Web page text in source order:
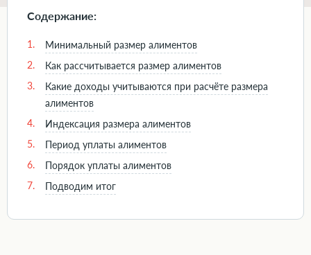
Содержание:
1.
Минимальный размер алиментов
2.
Как рассчитывается размер алиментов
3.
Какие доходы учитываются при расчёте размера
алиментов
4.
Индексация размера алиментов
5.
Период уплаты алиментов
6.
Порядок уплаты алиментов
7.
Подводим итог